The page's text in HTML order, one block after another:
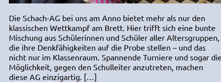
Die Schach-AG bei uns am Anno bietet mehr als nur den
klassischen Wettkampf am Brett. Hier trifft sich eine bunte
Mischung aus Schülerinnen und Schüler aller Altersgruppen,
die ihre Denkfähigkeiten auf die Probe stellen – und das
nicht nur im Klassenraum. Spannende Turniere und sogar
Möglichkeit, gegen den Schulleiter anzutreten, machen
diese AG einzigartig. […]